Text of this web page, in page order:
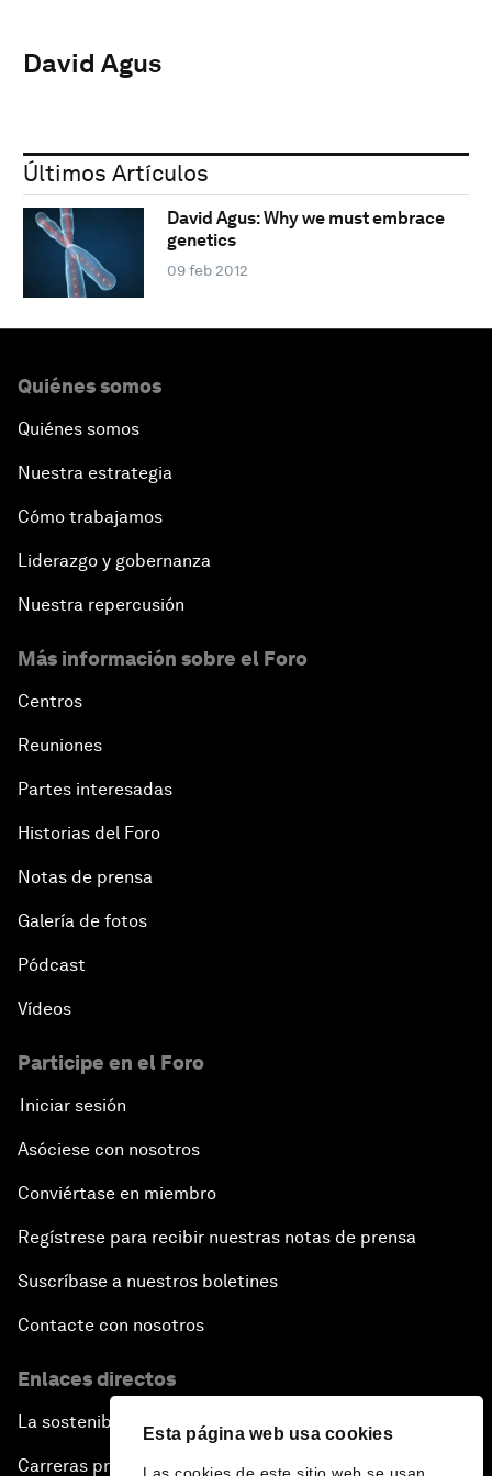
Esta página web usa cookies
David Agus
Últimos Artículos
David Agus: Why we must embrace
genetics
09 feb 2012
Quiénes somos
Quiénes somos
Nuestra estrategia
Cómo trabajamos
Liderazgo y gobernanza
Nuestra repercusión
Más información sobre el Foro
Centros
Reuniones
Partes interesadas
Historias del Foro
Notas de prensa
Galería de fotos
Pódcast
Vídeos
Participe en el Foro
Iniciar sesión
Asóciese con nosotros
Conviértase en miembro
Regístrese para recibir nuestras notas de prensa
Suscríbase a nuestros boletines
Contacte con nosotros
Enlaces directos
La sostenibilidad en el Foro
Carreras profesionales